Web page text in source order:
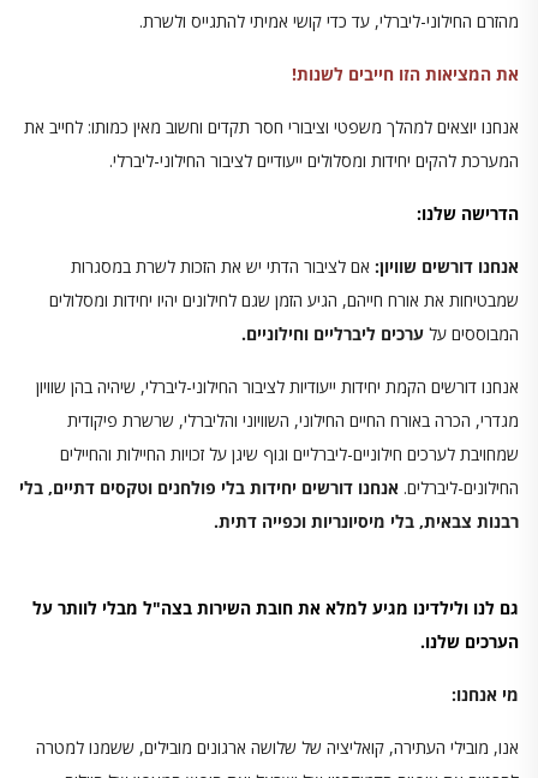
מהזרם החילוני-ליברלי, עד כדי קושי אמיתי להתגייס ולשרת.
את המציאות הזו חייבים לשנות!
אנחנו יוצאים למהלך משפטי וציבורי חסר תקדים וחשוב מאין כמותו: לחייב את
המערכת להקים יחידות ומסלולים ייעודיים לציבור החילוני-ליברלי.
הדרישה שלנו:
אנחנו דורשים שוויון: אם לציבור הדתי יש את הזכות לשרת במסגרות
שמבטיחות את אורח חייהם, הגיע הזמן שגם לחילונים יהיו יחידות ומסלולים
המבוססים על ערכים ליברליים וחילוניים.
אנחנו דורשים הקמת יחידות ייעודיות לציבור החילוני-ליברלי, שיהיה בהן שוויון
מגדרי, הכרה באורח החיים החילוני, השוויוני והליברלי, שרשרת פיקודית
שמחויבת לערכים חילוניים-ליברליים וגוף שיגן על זכויות החיילות והחיילים
החילונים-ליברלים. אנחנו דורשים יחידות בלי פולחנים וטקסים דתיים, בלי
רבנות צבאית, בלי מיסיונריות וכפייה דתית.
גם לנו ולילדינו מגיע למלא את חובת השירות בצה"ל מבלי לוותר על
הערכים שלנו.
מי אנחנו:
אנו, מובילי העתירה, קואליציה של שלושה ארגונים מובילים, ששמנו למטרה